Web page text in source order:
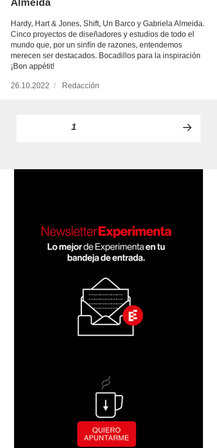
Hardy, Hart & Jones, Shift, Un Barco y Gabriela Almeida.
Cinco proyectos de diseñadores y estudios de todo el
mundo que, por un sinfín de razones, entendemos
merecen ser destacados. Bocadillos para la inspiración
¡Bon appétit!
Publicado
26.10.2022 https://www.experimenta.es/author/redaccion/
Redacción
Paginación
entradas
PÁGINA1
NA